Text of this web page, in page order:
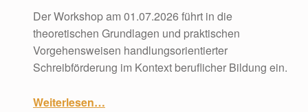
Der Workshop am 01.07.2026 führt in die
theoretischen Grundlagen und praktischen
Vorgehensweisen handlungsorientierter
Schreibförderung im Kontext beruflicher Bildung ein.
Weiterlesen“Treffpunkt BiSS-Akademie: Handlungsorientierte Schreibförderung für gering Literalisierte in der beruflichen Bildung”
…